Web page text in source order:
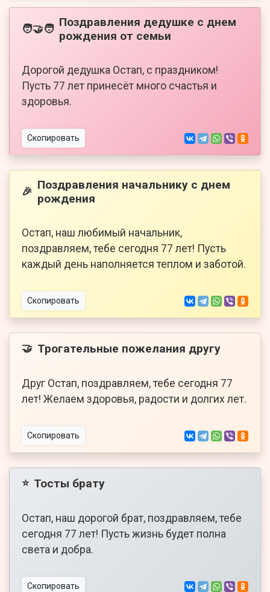
🧑‍🤝‍🧑 Поздравления дедушке с днем
рождения от семьи
Дорогой дедушка Остап, с праздником!
Пусть 77 лет принесёт много счастья и
здоровья.
Скопировать
🎉 Поздравления начальнику с днем
рождения
Остап, наш любимый начальник,
поздравляем, тебе сегодня 77 лет! Пусть
каждый день наполняется теплом и заботой.
Скопировать
🤝 Трогательные пожелания другу
Друг Остап, поздравляем, тебе сегодня 77
лет! Желаем здоровья, радости и долгих лет.
Скопировать
⭐ Тосты брату
Остап, наш дорогой брат, поздравляем, тебе
сегодня 77 лет! Пусть жизнь будет полна
света и добра.
Скопировать